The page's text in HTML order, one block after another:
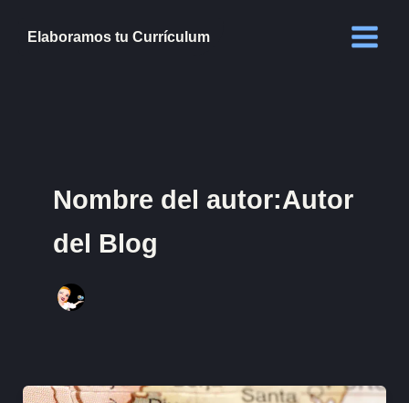
Elaboramos tu Currículum
Nombre del autor:Autor
del Blog